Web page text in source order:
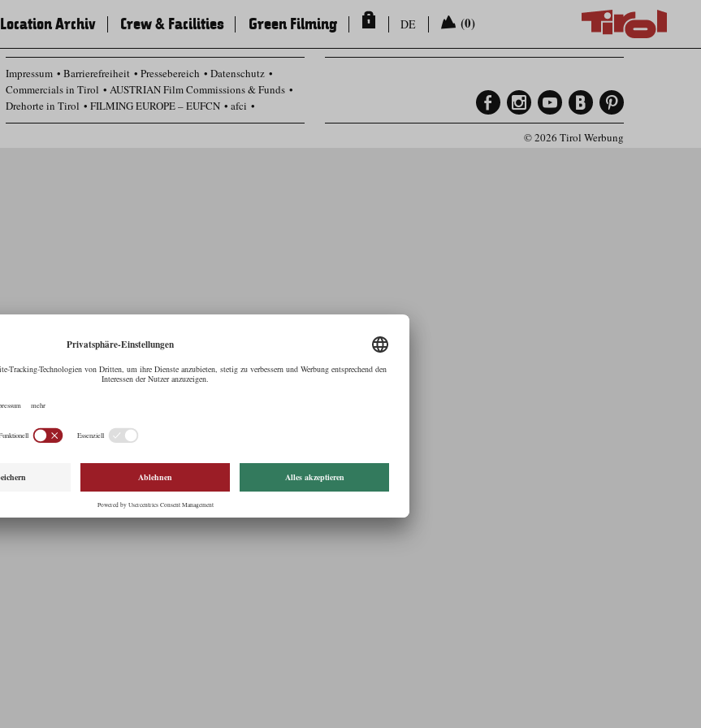
Location Archiv Crew & Facilities Green Filming DE (0)
Impressum Barrierefreiheit Pressebereich
Datenschutz
Commercials in Tirol
AUSTRIAN Film Commissions & Funds
Drehorte in Tirol
FILMING EUROPE – EUFCN
afci
Datenschutz Einstellungen
© 2026 Tirol Werbung